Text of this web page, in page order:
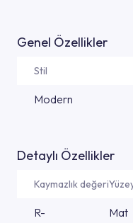
Genel Özellikler
Stil
Modern
Detaylı Özellikler
Kaymazlık değeri
R- Mat